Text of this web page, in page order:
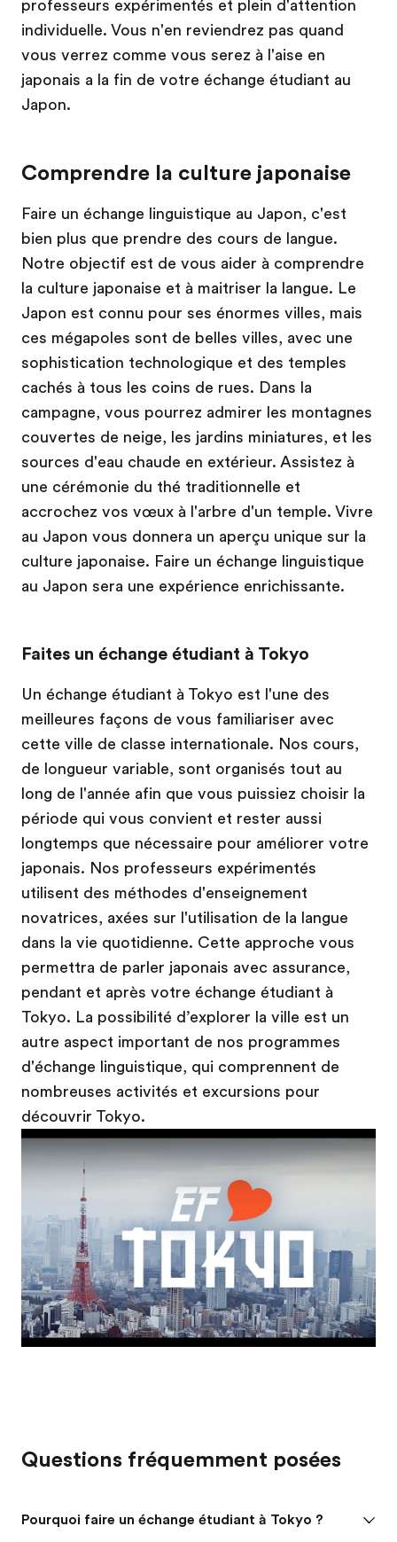
professeurs expérimentés et plein d'attention
individuelle. Vous n'en reviendrez pas quand
vous verrez comme vous serez à l'aise en
japonais a la fin de votre échange étudiant au
Japon.
Comprendre la culture japonaise
Faire un échange linguistique au Japon, c'est
bien plus que prendre des cours de langue.
Notre objectif est de vous aider à comprendre
la culture japonaise et à maitriser la langue. Le
Japon est connu pour ses énormes villes, mais
ces mégapoles sont de belles villes, avec une
sophistication technologique et des temples
cachés à tous les coins de rues. Dans la
campagne, vous pourrez admirer les montagnes
couvertes de neige, les jardins miniatures, et les
sources d'eau chaude en extérieur. Assistez à
une cérémonie du thé traditionnelle et
accrochez vos vœux à l'arbre d'un temple. Vivre
au Japon vous donnera un aperçu unique sur la
culture japonaise. Faire un échange linguistique
au Japon sera une expérience enrichissante.
Faites un échange étudiant à Tokyo
Un échange étudiant à Tokyo est l'une des
meilleures façons de vous familiariser avec
cette ville de classe internationale. Nos cours,
de longueur variable, sont organisés tout au
long de l'année afin que vous puissiez choisir la
période qui vous convient et rester aussi
longtemps que nécessaire pour améliorer votre
japonais. Nos professeurs expérimentés
utilisent des méthodes d'enseignement
novatrices, axées sur l'utilisation de la langue
dans la vie quotidienne. Cette approche vous
permettra de parler japonais avec assurance,
pendant et après votre échange étudiant à
Tokyo. La possibilité d’explorer la ville est un
autre aspect important de nos programmes
d'échange linguistique, qui comprennent de
nombreuses activités et excursions pour
découvrir Tokyo.
Questions fréquemment posées
Pourquoi faire un échange étudiant à Tokyo ?